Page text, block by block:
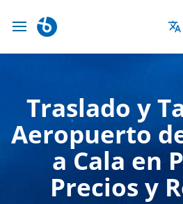
Traslado y
Aeropuerto
a Cala en
Precios y